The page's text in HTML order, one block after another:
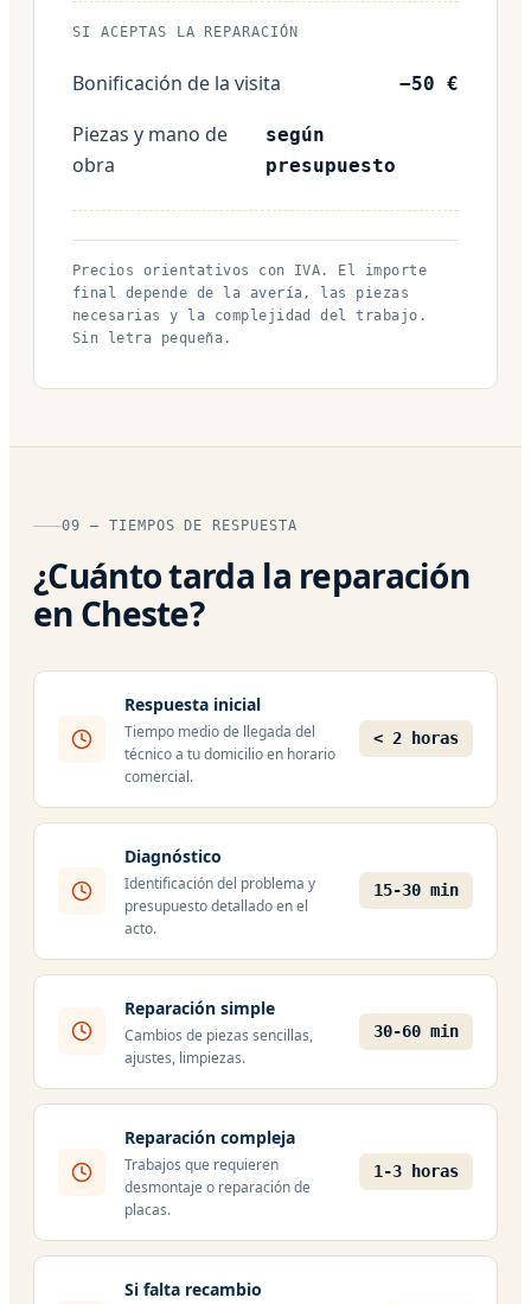
SI ACEPTAS LA REPARACIÓN
Bonificación de la visita −50 €
Piezas y mano de
obra
según
presupuesto
Precios orientativos con IVA. El importe
final depende de la avería, las piezas
necesarias y la complejidad del trabajo.
Sin letra pequeña.
09 — TIEMPOS DE RESPUESTA
¿Cuánto tarda la reparación
en Cheste?
Respuesta inicial
Tiempo medio de llegada del
técnico a tu domicilio en horario
comercial.
< 2 horas
Diagnóstico
Identificación del problema y
presupuesto detallado en el
acto.
15-30 min
Reparación simple
Cambios de piezas sencillas,
ajustes, limpiezas.
30-60 min
Reparación compleja
Trabajos que requieren
desmontaje o reparación de
placas.
1-3 horas
Si falta recambio